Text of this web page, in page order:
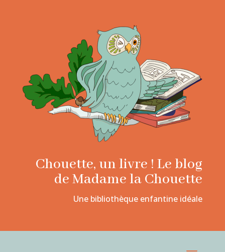
Chouette, un livre ! Le blog
de Madame la Chouette
Une bibliothèque enfantine idéale